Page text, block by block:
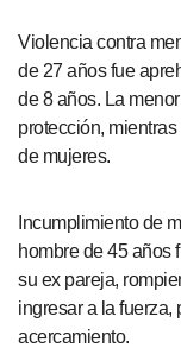
Violencia contra
de 27 años fue
de 8 años. La
protección,
de mujeres.
Incumplimiento de
hombre de 45 años
su ex pareja,
ingresar a la
acercamiento.